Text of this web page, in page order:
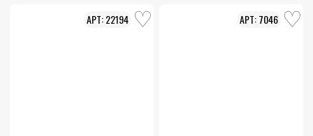
22194 7046